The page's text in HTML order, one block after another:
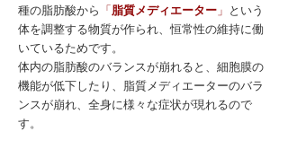
種の脂肪酸から 「脂質メディエーター 」 という
体を調整する物質が作られ、恒常性の維持に働
いているためです。
​体内の脂肪酸のバランスが崩れると、細胞膜の
機能が低下したり、脂質メディエーターのバラ
ンスが崩れ、全身に様々な症状が現れるので
す。